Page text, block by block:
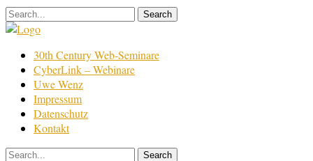
Skip
to
Film
Bearbeitung
30th Century Web-Seminare
CyberLink – Webinare
Uwe Wenz
Impressum
Datenschutz
Kontakt